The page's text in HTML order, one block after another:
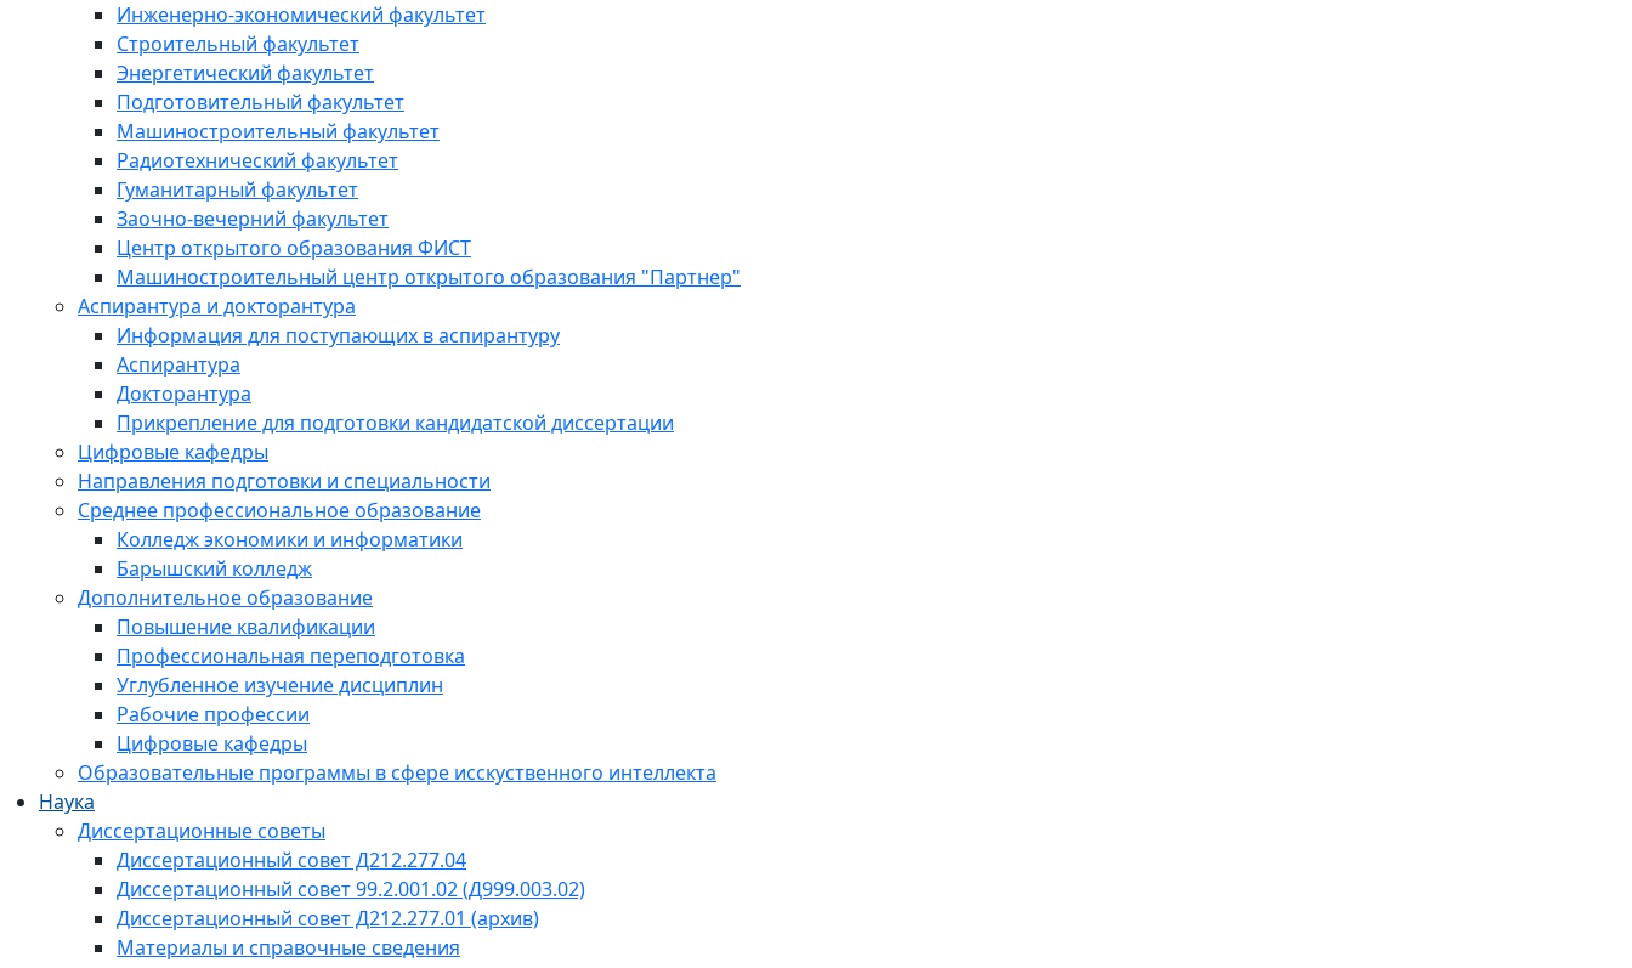
Инженерно-экономический факультет
Строительный факультет
Энергетический факультет
Подготовительный факультет
Машиностроительный факультет
Радиотехнический факультет
Гуманитарный факультет
Заочно-вечерний факультет
Центр открытого образования ФИСТ
Машиностроительный центр открытого образования "Партнер"
Аспирантура и докторантура
Информация для поступающих в аспирантуру
Аспирантура
Докторантура
Прикрепление для подготовки кандидатской диссертации
Цифровые кафедры
Направления подготовки и специальности
Среднее профессиональное образование
Колледж экономики и информатики
Барышский колледж
Дополнительное образование
Повышение квалификации
Профессиональная переподготовка
Углубленное изучение дисциплин
Рабочие профессии
Цифровые кафедры
Образовательные программы в сфере исскуственного интеллекта
Наука
Диссертационные советы
Диссертационный совет Д212.277.04
Диссертационный совет 99.2.001.02 (Д999.003.02)
Диссертационный совет Д212.277.01 (архив)
Материалы и справочные сведения